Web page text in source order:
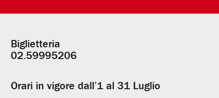
Informazioni
utili
Biglietteria
02.59995206
Orari in vigore dall’1 al 31 Luglio